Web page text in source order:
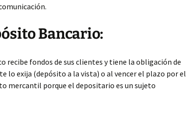
Bancario:
recibe fondos de sus clientes y tiene la obligación de
lo exija (depósito a la vista) o al vencer el plazo por el
mercantil porque el depositario es un sujeto